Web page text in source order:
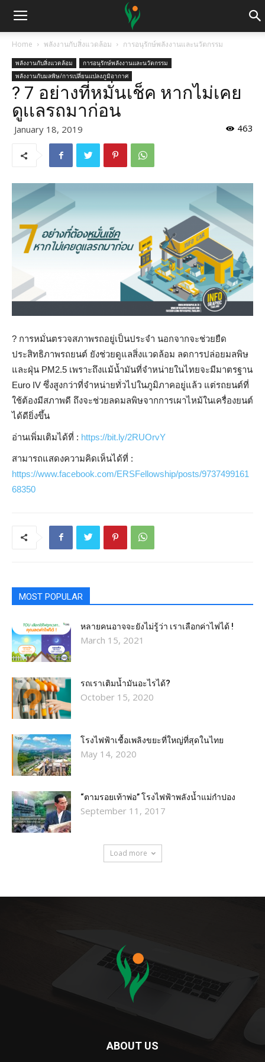
Home พลังงานกับสิ่งแวดล้อม การอนุรักษ์พลังงานและนวัตกรรม
พลังงานกับสิ่งแวดล้อม
การอนุรักษ์พลังงานและนวัตกรรม
พลังงานกับมลพิษ/การเปลี่ยนแปลงภูมิอากาศ
? 7 อย่างที่หมั่นเช็ค หากไม่เคย
ดูเเลรถมาก่อน
January 18, 2019 463
?️ การหมั่นตรวจสภาพรถอยู่เป็นประจำ นอกจากจะช่วยยืด
ประสิทธิภาพรถยนต์ ยังช่วยดูแลสิ่งแวดล้อม ลดการปล่อยมลพิษ
และฝุ่น PM2.5 เพราะถึงแม้น้ำมันที่จำหน่ายในไทยจะมีมาตรฐาน
Euro IV ซึ่งสูงกว่าที่จำหน่ายทั่วไปในภูมิภาคอยู่แล้ว แต่รถยนต์ที่
ใช้ต้องมีสภาพดี ถึงจะช่วยลดมลพิษจากการเผาไหม้ในเครื่องยนต์
ได้ดียิ่งขึ้น
อ่านเพิ่มเติมได้ที่ : https://bit.ly/2RUOrvY
สามารถแสดงความคิดเห็นได้ที่ :
https://www.facebook.com/ERSFellowship/posts/9737499161
68350
MOST POPULAR
หลายคนอาจจะยังไม่รู้ว่า เราเลือกค่าไฟได้ !
March 15, 2021
รถเราเติมน้ำมันอะไรได้?​
October 15, 2020
โรงไฟฟ้าเชื้อเพลิงขยะที่ใหญ่ที่สุดในไทย
May 14, 2020
“ตามรอยเท้าพ่อ” โรงไฟฟ้าพลังน้ำแม่กำปอง
September 11, 2017
Load more
ABOUT US